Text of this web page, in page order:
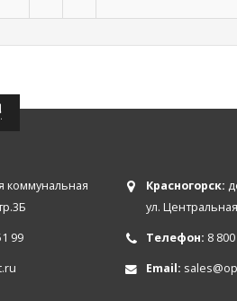
коммунальная
99
Красногорск:
ул.
Телефон: 8
Email: